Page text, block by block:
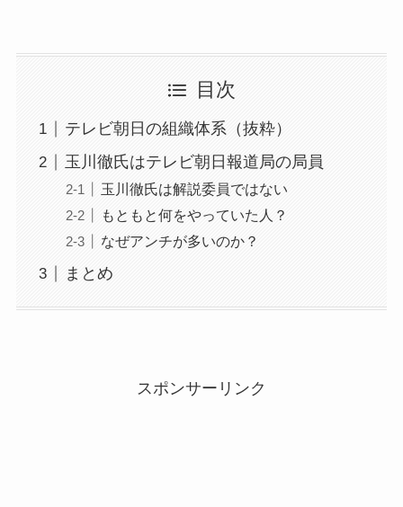
目次
テレビ朝日の組織体系（抜粋）
玉川徹氏はテレビ朝日報道局の局員
玉川徹氏は解説委員ではない
もともと何をやっていた人？
なぜアンチが多いのか？
まとめ
スポンサーリンク